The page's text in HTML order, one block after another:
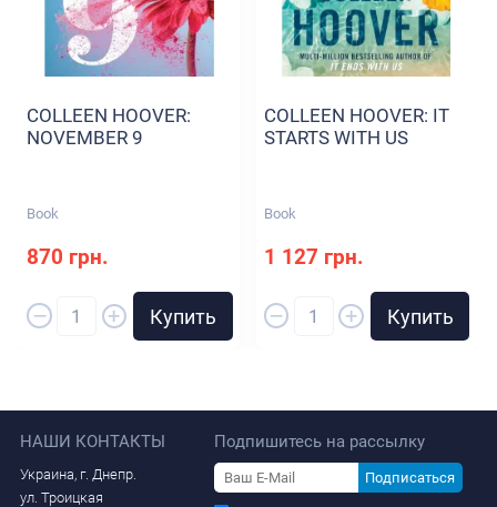
COLLEEN HOOVER:
NOVEMBER 9
Book
870 грн.
– + Купить
COLLEEN HOOVER: IT
STARTS WITH US
Book
1 127 грн.
– + Купить
НАШИ КОНТАКТЫ
Украина, г. Днепр.
ул. Троицкая
Подпишитесь на рассылку
Подписаться